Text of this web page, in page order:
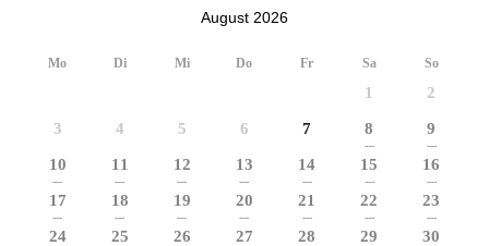
August 2026
Mo Di Mi Do Fr Sa So
1 2
3 4 5 6 7 8
---
9
---
10
---
11
---
12
---
13
---
14
---
15
---
16
---
17
---
18
---
19
---
20
---
21
---
22
---
23
---
24 25 26 27 28 29 30